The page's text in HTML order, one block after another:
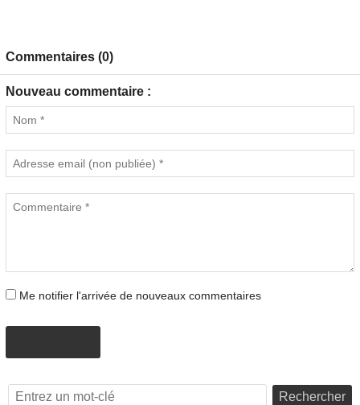
Commentaires (0)
Nouveau commentaire :
Me notifier l'arrivée de nouveaux commentaires
Rechercher